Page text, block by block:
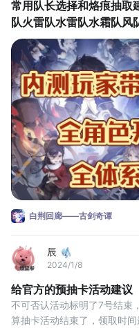
常用队长选择和烙痕抽取
队火雷队水雷队水霜队风
大家好，我是内测玩家，白
期视频为大家带来的是【白
队伍搭配推荐，常用队长选
养成，蚀队火雷队水雷队水
流#新游安利局#白荆回廊预
白荆回廊——古剑奇谭
辰
2024/1/8
给官方的预抽卡活动建议
不可否认活动标明了7号结束
算抽卡活动结束了，领取时间